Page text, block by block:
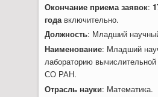
Окончание приема заявок:
года включительно.
Должность: Младший
Наименование: Младший
лабораторию
СО РАН.
Отрасль науки: Математика.